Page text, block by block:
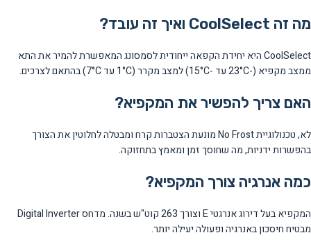
מה זה CoolSelect ואיך זה עובד?
CoolSelect היא יחידת הקפאה ייחודית לסמסונג המאפשרת להמיר את התא
ממצב מקפיא (-23°C עד -15°C) למצב מקרר (1°C עד 7°C) בהתאם לצרכים.
האם צריך להפשיר את המקפיא?
לא, טכנולוגיית No Frost מונעת הצטברות קרח ומבטלה לחלוטין את הצורך
בהפשרות ידניות, מה שחוסך זמן ומאמץ בתחזוקה.
כמה אנרגיה צורך המקפיא?
המקפיא בעל דירוג אנרגטי E וצורך 263 קוט"ש בשנה. מדחס Digital Inverter
מבטיח חיסכון באנרגיה ופעולה יעילה יותר.